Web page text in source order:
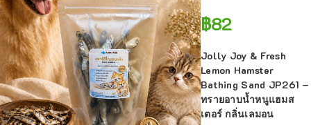
฿82
Jolly Joy & Fresh
Lemon Hamster
Bathing Sand JP261 –
ทรายอาบน้ำหนูแฮมส
เตอร์ กลิ่นเลมอน